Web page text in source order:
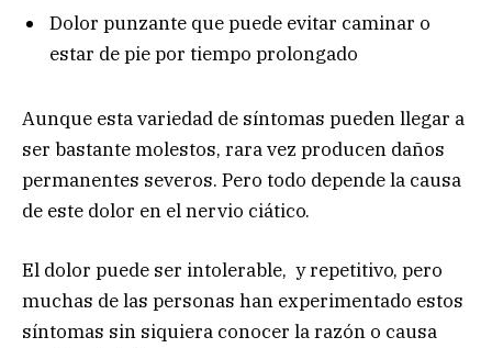
Dolor punzante que puede evitar caminar o
estar de pie por tiempo prolongado
Aunque esta variedad de síntomas pueden llegar a
ser bastante molestos, rara vez producen daños
permanentes severos. Pero todo depende la causa
de este dolor en el nervio ciático.
El dolor puede ser intolerable, y repetitivo, pero
muchas de las personas han experimentado estos
síntomas sin siquiera conocer la razón o causa